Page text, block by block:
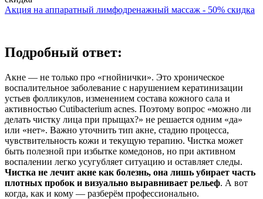
Акция на аппаратный лимфодренажный массаж - 50% скидка
Подробный ответ:
Акне — не только про «гнойнички». Это хроническое
воспалительное заболевание с нарушением кератинизации
устьев фолликулов, изменением состава кожного сала и
активностью Cutibacterium acnes. Поэтому вопрос «можно ли
делать чистку лица при прыщах?» не решается одним «да»
или «нет». Важно уточнить тип акне, стадию процесса,
чувствительность кожи и текущую терапию. Чистка может
быть полезной при избытке комедонов, но при активном
воспалении легко усугубляет ситуацию и оставляет следы.
Чистка не лечит акне как болезнь, она лишь убирает часть
плотных пробок и визуально выравнивает рельеф. А вот
когда, как и кому — разберём профессионально.